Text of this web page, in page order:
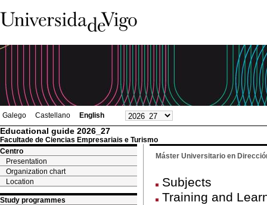
Galego Castellano English
Educational guide 2026_27
Facultade de Ciencias Empresariais e Turismo
Centro
Presentation
Organization chart
Location
Study programmes
Máster Universitario en
Subjects
Training and